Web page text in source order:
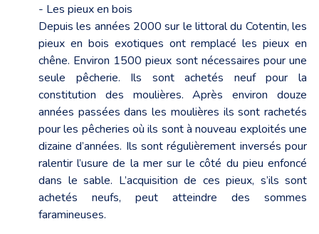
- Les pieux en bois
Depuis les années 2000 sur le littoral du Cotentin, les
pieux en bois exotiques ont remplacé les pieux en
chêne. Environ 1500 pieux sont nécessaires pour une
seule pêcherie. Ils sont achetés neuf pour la
constitution des moulières. Après environ douze
années passées dans les moulières ils sont rachetés
pour les pêcheries où ils sont à nouveau exploités une
dizaine d’années. Ils sont régulièrement inversés pour
ralentir l’usure de la mer sur le côté du pieu enfoncé
dans le sable. L’acquisition de ces pieux, s’ils sont
achetés neufs, peut atteindre des sommes
faramineuses.